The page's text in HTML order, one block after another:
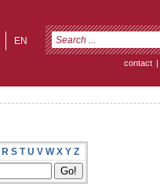
EN
contact |
R S T U V W X Y Z